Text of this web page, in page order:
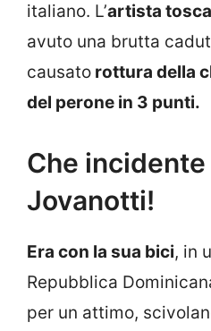
italiano. L’artista
avuto una brutta
causato rottura della
del perone in 3 punti.
Che
Jovanotti!
Era con la sua bici, in
Repubblica
per un attimo,